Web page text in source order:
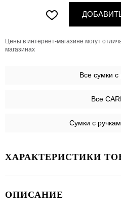
Цены в интернет-магазине могут
магазинах
Все сумки с
Все
Сумки с
ХАРАКТЕРИСТИКИ
ОПИСАНИЕ